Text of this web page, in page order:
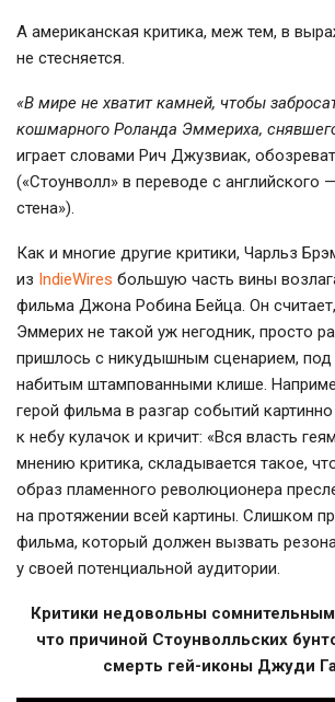
А американская критика, меж тем, в
не стесняется.
«В мире не хватит камней, чтобы
кошмарного Роланда Эммериха,
играет словами Рич Джузвиак,
(«Стоунволл» в переводе с английского
стена»).
Как и многие другие критики, Чарльз
из IndieWires большую часть вины
фильма Джона Робина Бейца. Он
Эммерих не такой уж негодник, просто
пришлось с никудышным сценарием, под
набитым штампованными клише.
герой фильма в разгар событий
к небу кулачок и кричит: «Вся власть
мнению критика, складывается такое,
образ пламенного революционера
на протяжении всей картины. Слишком
фильма, который должен вызвать
у своей потенциальной аудитории.
Критики недовольны
что причиной Стоунволльских
смерть гей-иконы Джуди